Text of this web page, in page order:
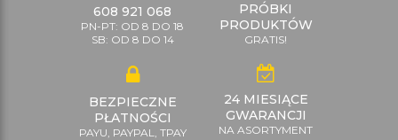
608 921 068
PN-PT: OD 8 DO 18
SB: OD 8 DO 14
PRÓBKI
PRODUKTÓW
GRATIS!
BEZPIECZNE
PŁATNOŚCI
PAYU, PAYPAL, TPAY
24 MIESIĄCE
GWARANCJI
NA ASORTYMENT